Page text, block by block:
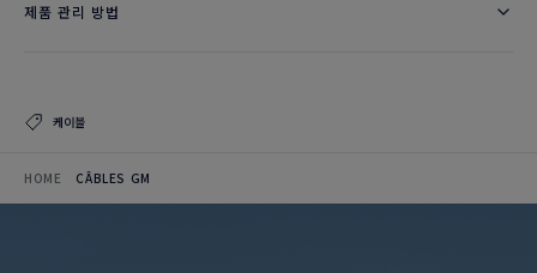
제품 관리 방법
케이블
HOME CÂBLES GM